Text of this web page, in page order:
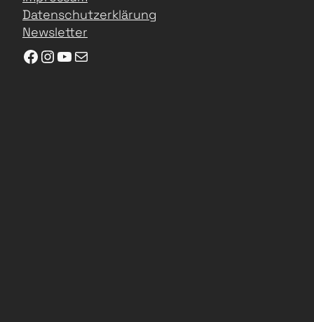
Datenschutzerklärung
Newsletter
Facebook
Instagram
YouTube
E-Mail